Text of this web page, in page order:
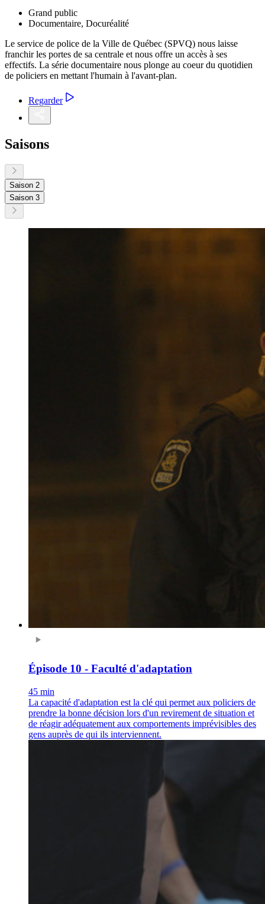
Grand public
Documentaire, Docuréalité
Le service de police de la Ville de Québec (SPVQ) nous laisse
franchir les portes de sa centrale et nous offre un accès à ses
effectifs. La série documentaire nous plonge au coeur du quotidien
de policiers en mettant l'humain à l'avant-plan.
Regarder
Saisons
Saison 2
Saison 3
Épisode 10 - Faculté d'adaptation
45 min
La capacité d'adaptation est la clé qui permet aux policiers de
prendre la bonne décision lors d'un revirement de situation et
de réagir adéquatement aux comportements imprévisibles des
gens auprès de qui ils interviennent.